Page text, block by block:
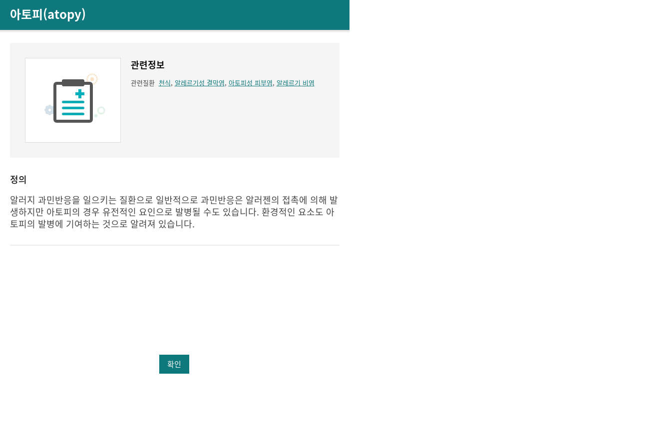
아토피(atopy)
관련정보
관련질환 천식, 알레르기성 결막염, 아토피성 피부염, 알레르기 비염
정의
알러지 과민반응을 일으키는 질환으로 일반적으로 과민반응은 알러젠의 접촉에 의해 발
생하지만 아토피의 경우 유전적인 요인으로 발병될 수도 있습니다. 환경적인 요소도 아
토피의 발병에 기여하는 것으로 알려져 있습니다.
확인